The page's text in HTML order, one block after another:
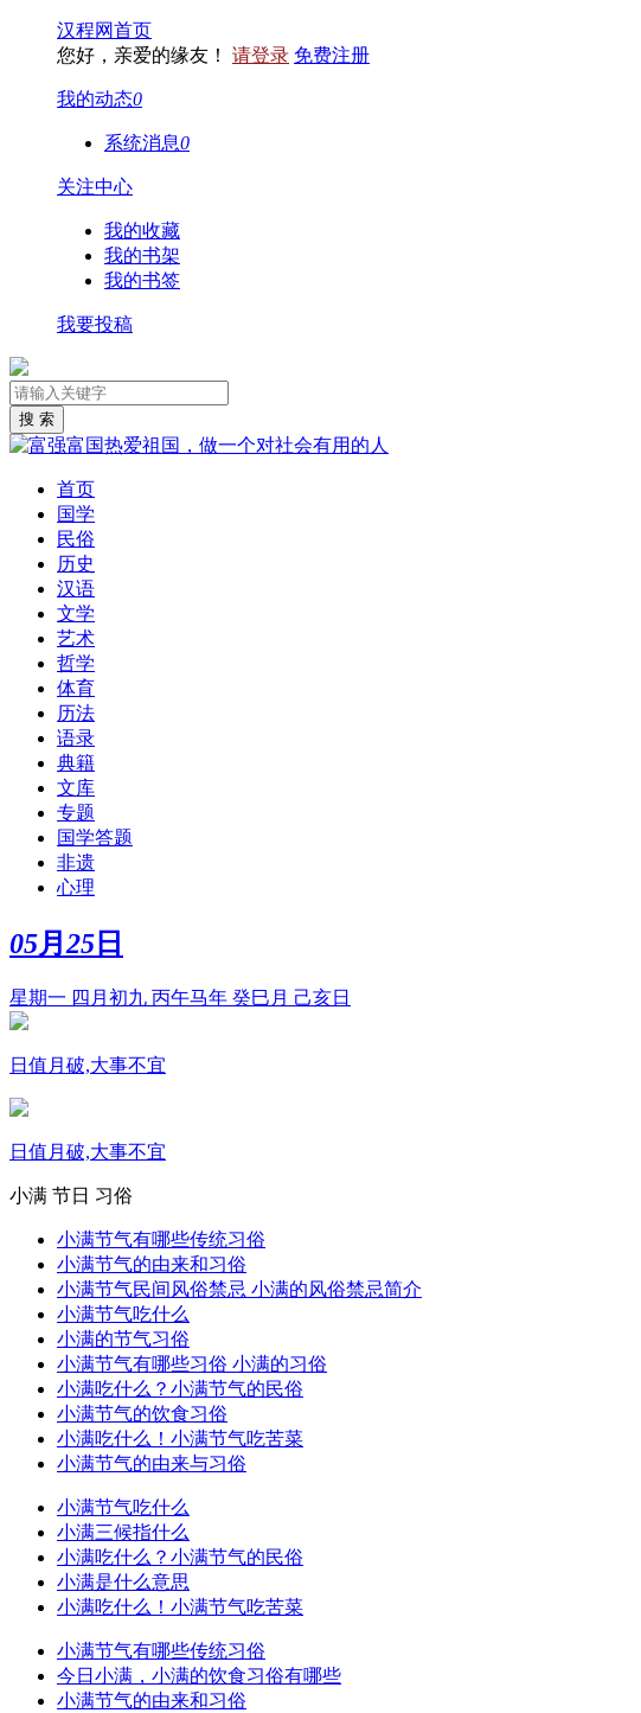
汉程网首页
您好，亲爱的缘友！ 请登录 免费注册
我的动态0
系统消息0
关注中心
我的收藏
我的书架
我的书签
我要投稿
首页
国学
民俗
历史
汉语
文学
艺术
哲学
体育
历法
语录
典籍
文库
专题
国学答题
非遗
心理
05月 25 日
星期一 四月初九 丙午马年 癸巳月 己亥日
日值月破,大事不宜
日值月破,大事不宜
小满 节日 习俗
小满节气有哪些传统习俗
小满节气的由来和习俗
小满节气民间风俗禁忌 小满的风俗禁忌简介
小满节气吃什么
小满的节气习俗
小满节气有哪些习俗 小满的习俗
小满吃什么？小满节气的民俗
小满节气的饮食习俗
小满吃什么！小满节气吃苦菜
小满节气的由来与习俗
小满节气吃什么
小满三候指什么
小满吃什么？小满节气的民俗
小满是什么意思
小满吃什么！小满节气吃苦菜
小满节气有哪些传统习俗
今日小满，小满的饮食习俗有哪些
小满节气的由来和习俗